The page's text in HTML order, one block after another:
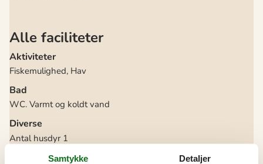
Alle faciliteter
Aktiviteter
Fiskemulighed, Hav
Bad
WC. Varmt og koldt vand
Diverse
Antal husdyr 1
Antal solvogne 2
Byggemateriale: Træ
Samtykke Detaljer